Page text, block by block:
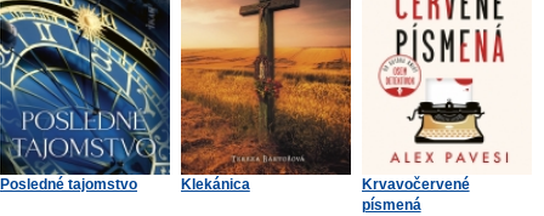
Posledné tajomstvo Klekánica
Krvavočervené
písmená